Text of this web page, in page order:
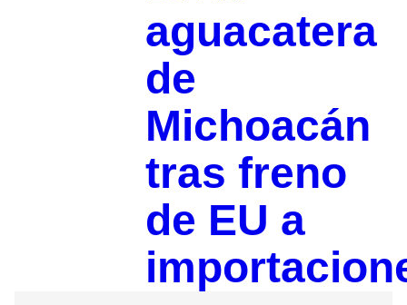
aguacatera
de
Michoacán
tras freno
de EU a